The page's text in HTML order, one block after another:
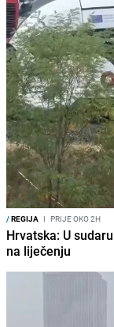
/REGIJA I PRIJE OKO 2H
Hrvatska: U
na liječenju